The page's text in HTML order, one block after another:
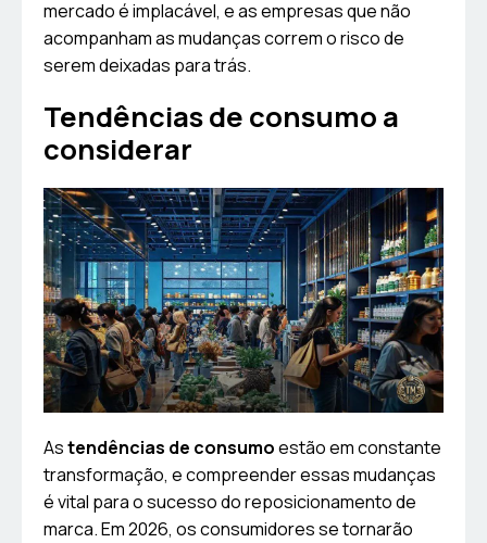
mercado é implacável, e as empresas que não
acompanham as mudanças correm o risco de
serem deixadas para trás.
Tendências de consumo a
considerar
Astendências de consumoestão em constante
transformação, e compreender essas mudanças
é vital para o sucesso do reposicionamento de
marca. Em 2026, os consumidores se tornarão